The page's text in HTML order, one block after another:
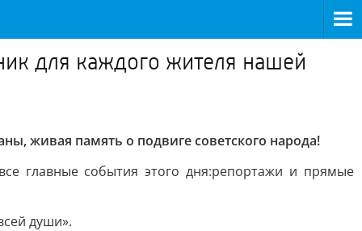
для каждого жителя нашей
живая память о подвиге советского народа!
главные события этого дня:репортажи и прямые
души».